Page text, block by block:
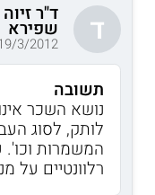
ד ד"ר זיוה
שפירא
3/2012
תשובה
נושא השכר
לותק, לסוג
המשמרות וכו'.
רלוונטיים על